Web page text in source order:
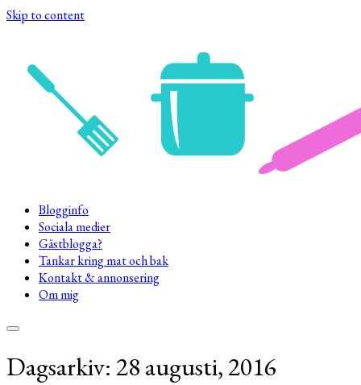
Skip to content
Blogginfo
Sociala medier
Gästblogga?
Tankar kring mat och bak
Kontakt & annonsering
Om mig
Dagsarkiv:28 augusti, 2016